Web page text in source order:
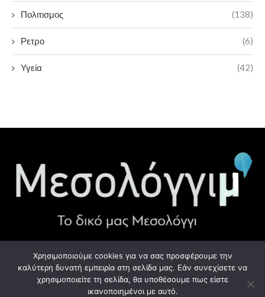
Πολιτισμος (138)
Ρετρο (6)
Υγεία (42)
ΧΡΉΣΙΜΑ LINK
Προσωπικά Δεδομένα - GDPR
Χρησιμοποιούμε cookies για να σας προσφέρουμε την
καλύτερη δυνατή εμπειρία στη σελίδα μας. Εάν συνεχίσετε να
χρησιμοποιείτε τη σελίδα, θα υποθέσουμε πως είστε
ικανοποιημένοι με αυτό.